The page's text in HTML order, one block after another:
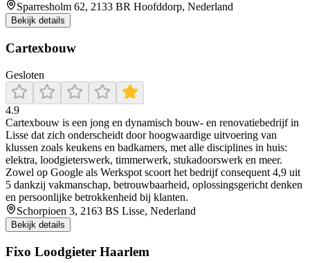
Sparresholm 62, 2133 BR Hoofddorp, Nederland
Bekijk details
Cartexbouw
Gesloten
4.9
Cartexbouw is een jong en dynamisch bouw- en renovatiebedrijf in
Lisse dat zich onderscheidt door hoogwaardige uitvoering van
klussen zoals keukens en badkamers, met alle disciplines in huis:
elektra, loodgieterswerk, timmerwerk, stukadoorswerk en meer.
Zowel op Google als Werkspot scoort het bedrijf consequent 4,9 uit
5 dankzij vakmanschap, betrouwbaarheid, oplossingsgericht denken
en persoonlijke betrokkenheid bij klanten.
Schorpioen 3, 2163 BS Lisse, Nederland
Bekijk details
Fixo Loodgieter Haarlem